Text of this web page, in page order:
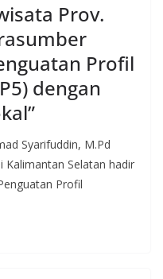
Prov.
Profil
dengan
Syarifuddin, M.Pd
Kalimantan Selatan hadir
Profil